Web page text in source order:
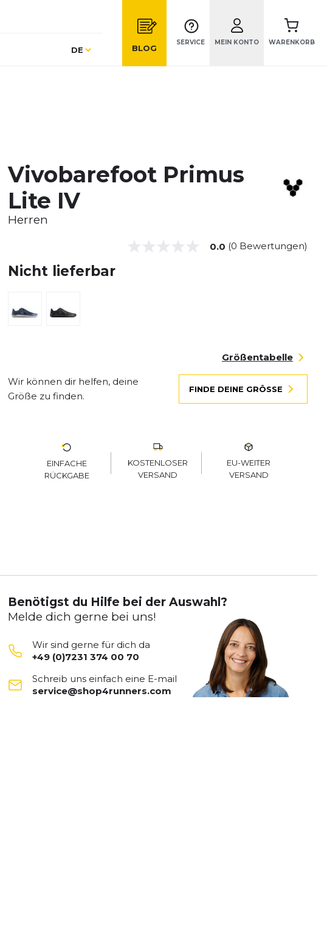
Sprache
DE BLOG
SERVICE MEIN KONTO WARENKORB
Vivobarefoot Primus
Lite IV
Herren
0.0 (0 Bewertungen)
Nicht lieferbar
Größentabelle
Wir können dir helfen, deine
Größe zu finden.
FINDE DEINE GRÖSSE
EINFACHE
RÜCKGABE
KOSTENLOSER
VERSAND
EU-WEITER
VERSAND
Benötigst du Hilfe bei der Auswahl?
Melde dich gerne bei uns!
Wir sind gerne für dich da
+49 (0)7231 374 00 70
Schreib uns einfach eine E-mail
service@shop4runners.com